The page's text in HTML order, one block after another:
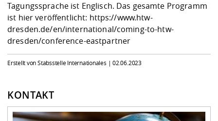
Tagungssprache ist Englisch. Das gesamte Programm
ist hier veröffentlicht: https://www.htw-
dresden.de/en/international/coming-to-htw-
dresden/conference-eastpartner
Erstellt von Stabsstelle Internationales |02.06.2023
KONTAKT